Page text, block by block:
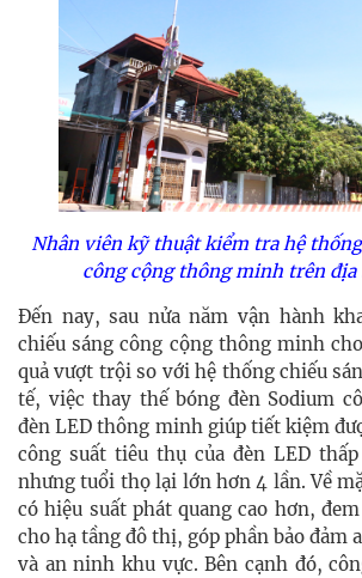
Nhân viên kỹ thuật kiểm tra hệ
công cộng thông minh trên địa
Đến nay, sau nửa năm vận hành
chiếu sáng công cộng thông minh
quả vượt trội so với hệ thống chiếu
tế, việc thay thế bóng đèn Sodium
đèn LED thông minh giúp tiết kiệm
công suất tiêu thụ của đèn LED
nhưng tuổi thọ lại lớn hơn 4 lần. Về
có hiệu suất phát quang cao hơn,
cho hạ tầng đô thị, góp phần bảo đảm
và an ninh khu vực. Bên cạnh đó,